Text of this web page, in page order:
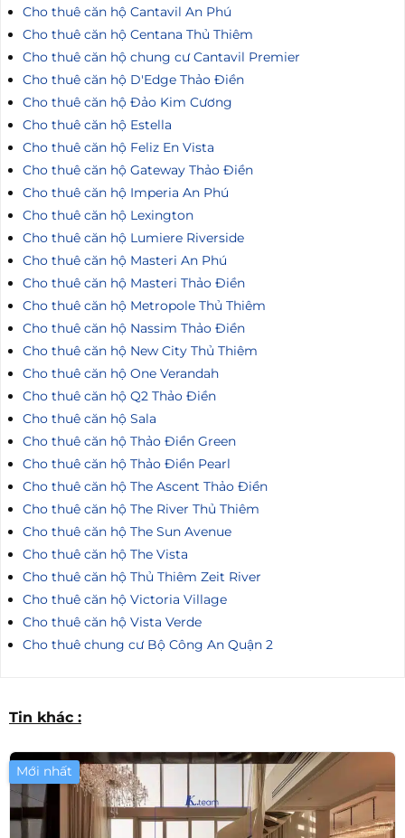
Cho thuê căn hộ Cantavil An Phú
Cho thuê căn hộ Centana Thủ Thiêm
Cho thuê căn hộ chung cư Cantavil Premier
Cho thuê căn hộ D'Edge Thảo Điền
Cho thuê căn hộ Đảo Kim Cương
Cho thuê căn hộ Estella
Cho thuê căn hộ Feliz En Vista
Cho thuê căn hộ Gateway Thảo Điền
Cho thuê căn hộ Imperia An Phú
Cho thuê căn hộ Lexington
Cho thuê căn hộ Lumiere Riverside
Cho thuê căn hộ Masteri An Phú
Cho thuê căn hộ Masteri Thảo Điền
Cho thuê căn hộ Metropole Thủ Thiêm
Cho thuê căn hộ Nassim Thảo Điền
Cho thuê căn hộ New City Thủ Thiêm
Cho thuê căn hộ One Verandah
Cho thuê căn hộ Q2 Thảo Điền
Cho thuê căn hộ Sala
Cho thuê căn hộ Thảo Điền Green
Cho thuê căn hộ Thảo Điền Pearl
Cho thuê căn hộ The Ascent Thảo Điền
Cho thuê căn hộ The River Thủ Thiêm
Cho thuê căn hộ The Sun Avenue
Cho thuê căn hộ The Vista
Cho thuê căn hộ Thủ Thiêm Zeit River
Cho thuê căn hộ Victoria Village
Cho thuê căn hộ Vista Verde
Cho thuê chung cư Bộ Công An Quận 2
Tin khác :
Mới nhất